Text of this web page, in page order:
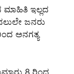
ಮಾಹಿತಿ ಇಲ್ಲದ
ಜನರು
ಅನಗತ್ಯ
8 ರಿಂದ